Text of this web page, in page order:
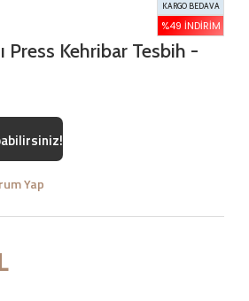
KARGO BEDAVA
%49 İNDIRIM
Press Kehribar Tesbih -
Yap